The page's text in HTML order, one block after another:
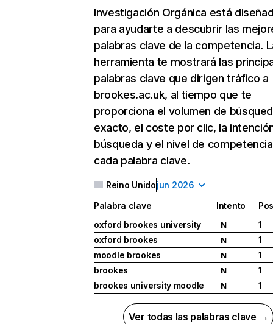
Investigación Orgánica está
para ayudarte a descubrir las
palabras clave de la competencia.
herramienta te mostrará las
palabras clave que dirigen tráfico a
brookes.ac.uk, al tiempo que te
proporciona el volumen de
exacto, el coste por clic, la
búsqueda y el nivel de
cada palabra clave.
Reino Unidojun 2026
Palabra clave Intento
oxford brookes university
N
1
oxford brookes
N
1
moodle brookes
N
1
brookes
N
1
brookes university moodle
N 1
Ver todas las palabras clave →